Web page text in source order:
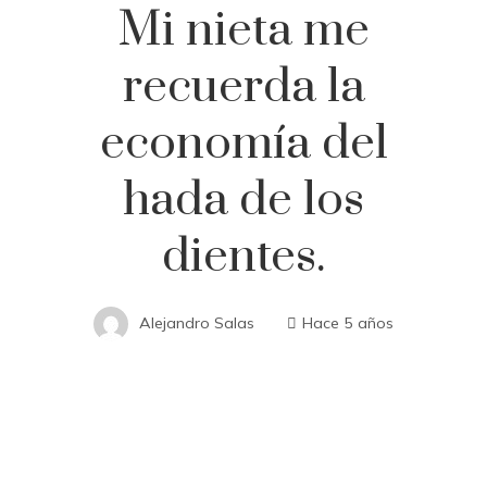
Mi nieta me
recuerda la
economía del
hada de los
dientes.
Alejandro Salas Hace 5 años